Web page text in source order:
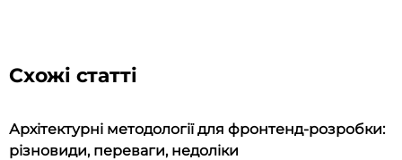
Схожі статті
Архітектурні методології для фронтенд-розробки:
різновиди, переваги, недоліки